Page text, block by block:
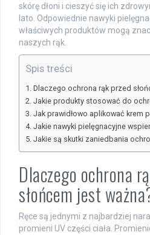
skórę dłoni i cieszyć się ich
lato. Odpowiednie nawyki
właściwych produktów mogą
naszych rąk.
Spis treści
Dlaczego ochrona rąk przed
Jakie produkty stosować do
Jak prawidłowo aplikować krem
Jakie nawyki pielęgnacyjne
Jakie są skutki zaniedbania
Dlaczego ochrona
słońcem jest
Ręce są jednymi z najbardziej
promieni UV części ciała.